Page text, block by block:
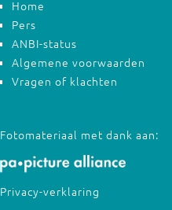
Home
Pers
ANBI-status
Algemene voorwaarden
Vragen of klachten
Fotomateriaal met dank aan:
Privacy-verklaring